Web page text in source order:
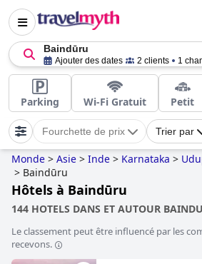
Baindūru
Ajouter des dates 2 clients 1
Parking Wi-Fi Gratuit Petit
Fourchette de prix Trier par
Monde > Asie > Inde > Karnataka >
> Baindūru
Hôtels à Baindūru
144 HOTELS DANS ET AUTOUR
Le classement peut être influencé par les
recevons.